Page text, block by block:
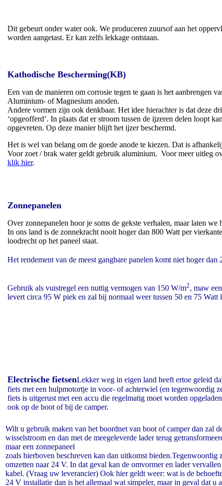
Dit gebeurt onder water ook. We produceren zuursof aan het
worden aangetast. Er kan zelfs lekkage ontstaan.
Kathodische Bescherming(KB)
Een van de manieren om corrosie tegen te gaan is het aanbrengen
Aluminium- of Magnesium anoden.
Andere vormen zijn ook denkbaar. Het idee hierachter is dat deze
‘opgeofferd’. In plaats dat er stroom tussen de ijzeren delen loopt
opgevreten. Op deze manier blijft het ijzer beschermd.
Het is wel van belang om de goede anode te kiezen. Dat is
Voor zoet / brak water geldt gebruik aluminium. Voor meer uitleg
klik hier.
Zonnepanelen
Over zonnepanelen hoor je soms de gekste verhalen, maar laten we
In ons land is de zonnekracht nooit hoger dan 800 Watt per
loodrecht op het paneel staat.
Het rendement van de meest gangbare panelen komt niet hoger
Gebruik als vuistregel een nuttig vermogen van 150 W/m2, maw
levert circa 95 W piek en zal bij normaal weer tussen 50 en 75 Watt
Electrische fietsenLekker weg in eigen land heeft ertoe geleid
fiets met een hulpmotortje in voor- of achterwiel (en tegenwoordig
fiets is uitgerust met een accu die regelmatig moet worden
ook op de boot of bij de camper.
Wilt u gebruik maken van het boordnet van boot of camper dan zal
wisselstroom en dan met de meegeleverde lader terug
maar een zonnepaneel
zoals hierboven beschreven kan dan uitkomst
omzetten naar 24 V. In dat geval kan de omvormer en lader
kabel. (Vraag uw leverancier) Ook hier geldt weer: wat is de
24 V installatie dan is het allemaal wat simpeler, maar in geval dat